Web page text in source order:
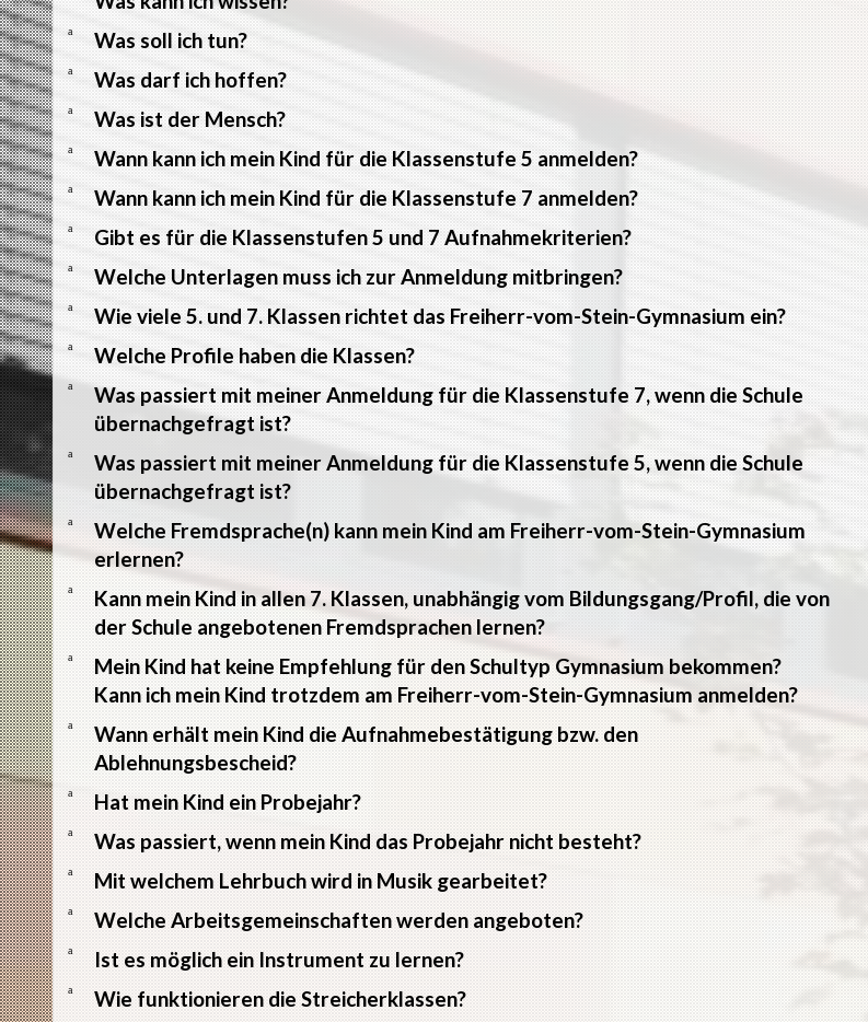
a Was soll ich tun?
a Was darf ich hoffen?
a Was ist der Mensch?
a Wann kann ich mein Kind für die Klassenstufe 5 anmelden?
a Wann kann ich mein Kind für die Klassenstufe 7 anmelden?
a Gibt es für die Klassenstufen 5 und 7 Aufnahmekriterien?
a Welche Unterlagen muss ich zur Anmeldung mitbringen?
a Wie viele 5. und 7. Klassen richtet das Freiherr-vom-Stein-Gymnasium ein?
a Welche Profile haben die Klassen?
a
Was passiert mit meiner Anmeldung für die Klassenstufe 7, wenn die Schule
übernachgefragt ist?
a
Was passiert mit meiner Anmeldung für die Klassenstufe 5, wenn die Schule
übernachgefragt ist?
a
Welche Fremdsprache(n) kann mein Kind am Freiherr-vom-Stein-Gymnasium
erlernen?
a
Kann mein Kind in allen 7. Klassen, unabhängig vom Bildungsgang/Profil, die von
der Schule angebotenen Fremdsprachen lernen?
a
Mein Kind hat keine Empfehlung für den Schultyp Gymnasium bekommen?
Kann ich mein Kind trotzdem am Freiherr-vom-Stein-Gymnasium anmelden?
a
Wann erhält mein Kind die Aufnahmebestätigung bzw. den
Ablehnungsbescheid?
a Hat mein Kind ein Probejahr?
a Was passiert, wenn mein Kind das Probejahr nicht besteht?
a Mit welchem Lehrbuch wird in Musik gearbeitet?
a Welche Arbeitsgemeinschaften werden angeboten?
a Ist es möglich ein Instrument zu lernen?
a Wie funktionieren die Streicherklassen?